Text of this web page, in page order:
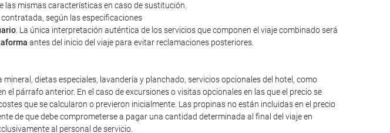
mismas características en caso de sustitución.
según las especificaciones
. La única interpretación auténtica de los servicios que componen el viaje combinado será
antes del inicio del viaje para evitar reclamaciones posteriores.
dietas especiales, lavandería y planchado, servicios opcionales del hotel, como
párrafo anterior. En el caso de excursiones o visitas opcionales en las que el precio se
que se calcularon o previeron inicialmente. Las propinas no están incluidas en el precio
de que debe comprometerse a pagar una cantidad determinada al final del viaje en
al personal de servicio.